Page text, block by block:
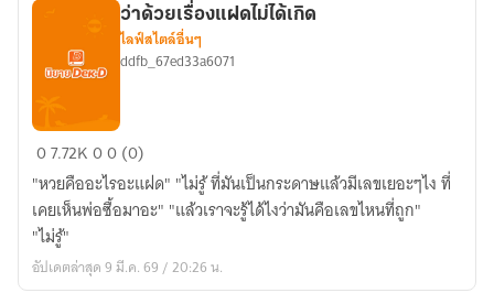
ว่า
เรื่อง
แฝด
ไม่
ได้
ว่าด้วยเรื่องแฝดไม่ได้เกิด
ไลฟ์สไตล์อื่นๆ
ddfb_67ed33a6071
07.72K00 (0)
"หวยคืออะไรอะแฝด" "ไม่รู้ ที่มันเป็นกระดาษแล้วมีเลขเยอะๆไง ที่
เคยเห็นพ่อซื้อมาอะ" "แล้วเราจะรู้ได้ไงว่ามันคือเลขไหนที่ถูก"
"ไม่รู้"
อัปเดตล่าสุด 9 มี.ค. 69 / 20:26 น.